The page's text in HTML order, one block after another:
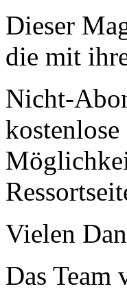
Dieser
die mit
Nicht-
Vielen
Das Team